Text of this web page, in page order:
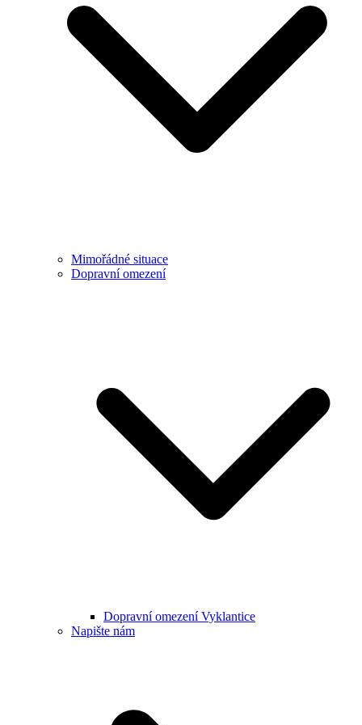
Mimořádné situace
Dopravní omezení
Dopravní omezení Vyklantice
Napište nám